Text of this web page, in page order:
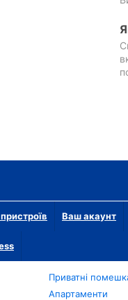
Ваш акаунт
Приватні
Апартаменти